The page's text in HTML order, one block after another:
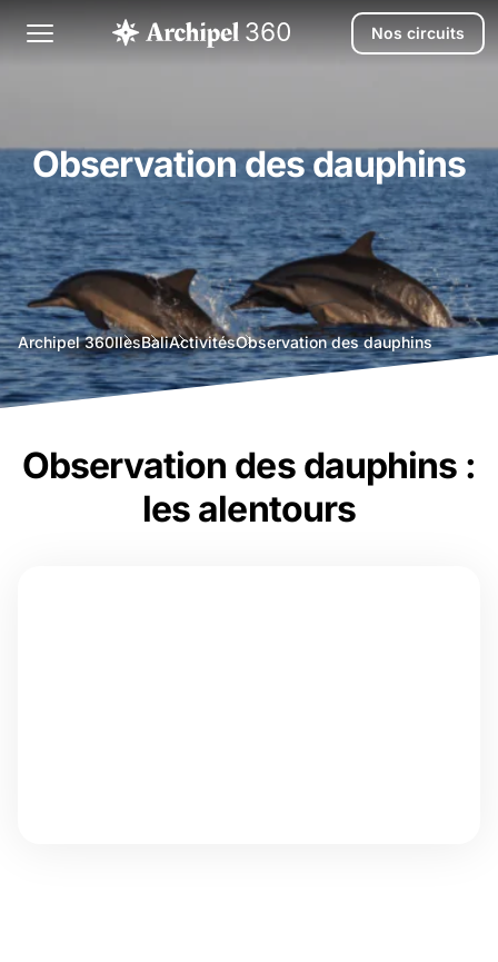
Nos circuits
Observation des dauphins
Archipel 360agence
voyage
bali
IlesBaliActivitésObservation des dauphins
Observation des dauphins :
les alentours